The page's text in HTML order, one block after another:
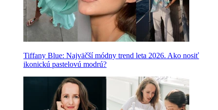
Tiffany Blue: Najväčší módny trend leta 2026. Ako nosiť
ikonickú pastelovú modrú?